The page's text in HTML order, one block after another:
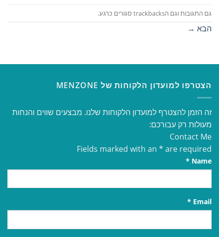
גם התגובות וגם הtrackbacks סגורים כרגע.
הבא →
הצטרפו למועדון הלקוחות של MENZONE
זה הזמן להצטרף למועדון הלקוחות שלנו. מבצעים שווים והנחות
מעולות רק עבורכם:
Contact Me
Fields marked with an * are required
Name
*
Email
*